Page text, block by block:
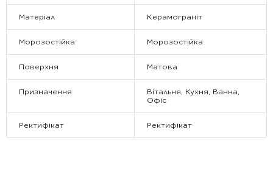
Матеріал Керамограніт
Морозостійка Морозостійка
Поверхня Матова
Призначення
Вітальня, Кухня, Ванна,
Офіс
Ректифікат Ректифікат